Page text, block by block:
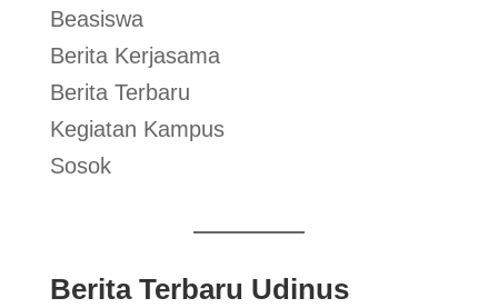
Beasiswa
Berita Kerjasama
Berita Terbaru
Kegiatan Kampus
Sosok
Berita Terbaru Udinus